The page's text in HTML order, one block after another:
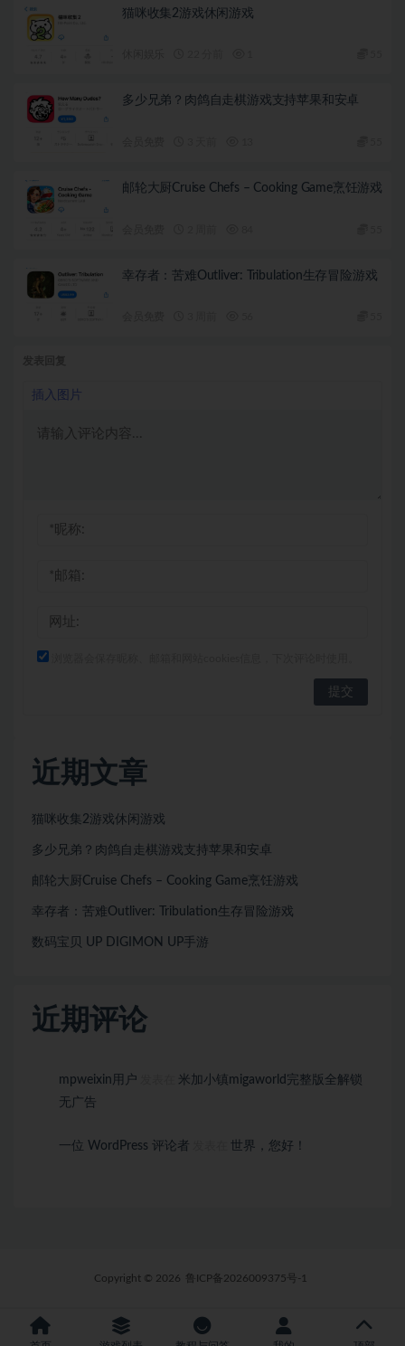
猫咪收集2游戏休闲游戏
多少兄弟？肉鸽自走棋游戏支持苹果和安卓
邮轮大厨Cruise Chefs – Cooking Game烹饪游戏
幸存者：苦难Outliver: Tribulation生存冒险游戏
插入图片
近期文章
猫咪收集2游戏休闲游戏
多少兄弟？肉鸽自走棋游戏支持苹果和安卓
邮轮大厨Cruise Chefs – Cooking Game烹饪游戏
幸存者：苦难Outliver: Tribulation生存冒险游戏
数码宝贝 UP DIGIMON UP手游
近期评论
mpweixin用户
米加小镇migaworld完整版全解锁
无广告
一位 WordPress 评论者 世界，您好！
Copyright © 2026 鲁ICP备2026009375号-1